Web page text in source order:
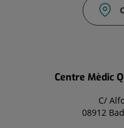
Centre Mèdic
C/
08912